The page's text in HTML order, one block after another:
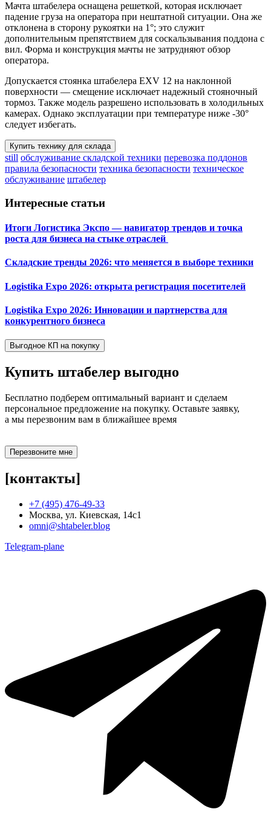
Мачта штабелера оснащена решеткой, которая исключает
падение груза на оператора при нештатной ситуации. Она же
отклонена в сторону рукоятки на 1°; это служит
дополнительным препятствием для соскальзывания поддона с
вил. Форма и конструкция мачты не затрудняют обзор
оператора.
Допускается стоянка штабелера EXV 12 на наклонной
поверхности — смещение исключает надежный стояночный
тормоз. Также модель разрешено использовать в холодильных
камерах. Однако эксплуатации при температуре ниже -30°
следует избегать.
Купить технику для склада
still обслуживание складской техники перевозка поддонов
правила безопасности техника безопасности техническое
обслуживание штабелер
Интересные статьи
Итоги Логистика Экспо — навигатор трендов и точка
роста для бизнеса на стыке отраслей
Складские тренды 2026: что меняется в выборе техники
Logistika Expo 2026: открыта регистрация посетителей
Logistika Expo 2026: Инновации и партнерства для
конкурентного бизнеса
Выгодное КП на покупку
Купить штабелер выгодно
Бесплатно подберем оптимальный вариант и сделаем
персональное предложение на покупку. Оставьте заявку,
а мы перезвоним вам в ближайшее время
Перезвоните мне
[контакты]
+7 (495) 476-49-33
Москва, ул. Киевская, 14с1
omni@shtabeler.blog
Telegram-plane